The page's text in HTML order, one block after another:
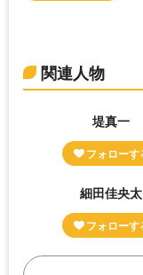
関連人物
堤真一
細田佳央太